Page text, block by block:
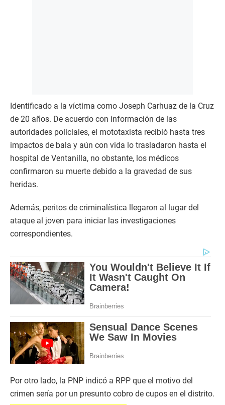
Identificado a la víctima como Joseph Carhuaz de la Cruz
de 20 años. De acuerdo con información de las
autoridades policiales, el mototaxista recibió hasta tres
impactos de bala y aún con vida lo trasladaron hasta el
hospital de Ventanilla, no obstante, los médicos
confirmaron su muerte debido a la gravedad de sus
heridas.
Además, peritos de criminalística llegaron al lugar del
ataque al joven para iniciar las investigaciones
correspondientes.
Por otro lado, la PNP indicó a RPP que el motivo del
crimen sería por un presunto cobro de cupos en el distrito.